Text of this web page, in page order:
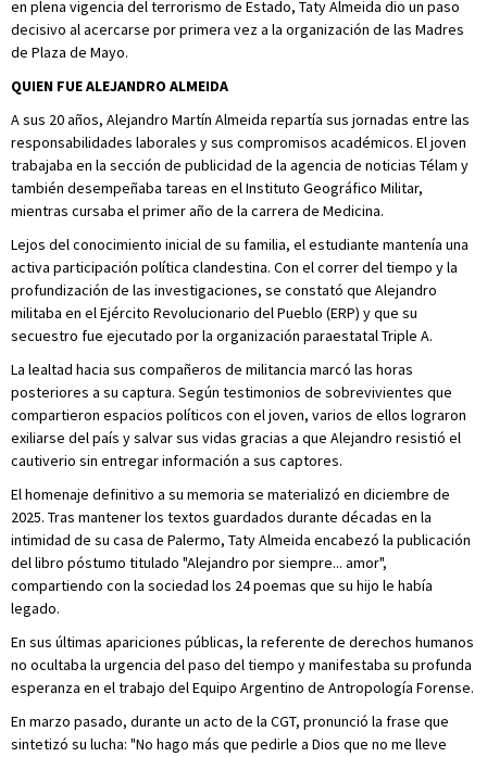
en plena vigencia del terrorismo de Estado, Taty Almeida dio un paso
decisivo al acercarse por primera vez a la organización de las Madres
de Plaza de Mayo.
QUIEN FUE ALEJANDRO ALMEIDA
A sus 20 años, Alejandro Martín Almeida repartía sus jornadas entre las
responsabilidades laborales y sus compromisos académicos. El joven
trabajaba en la sección de publicidad de la agencia de noticias Télam y
también desempeñaba tareas en el Instituto Geográfico Militar,
mientras cursaba el primer año de la carrera de Medicina.
Lejos del conocimiento inicial de su familia, el estudiante mantenía una
activa participación política clandestina. Con el correr del tiempo y la
profundización de las investigaciones, se constató que Alejandro
militaba en el Ejército Revolucionario del Pueblo (ERP) y que su
secuestro fue ejecutado por la organización paraestatal Triple A.
La lealtad hacia sus compañeros de militancia marcó las horas
posteriores a su captura. Según testimonios de sobrevivientes que
compartieron espacios políticos con el joven, varios de ellos lograron
exiliarse del país y salvar sus vidas gracias a que Alejandro resistió el
cautiverio sin entregar información a sus captores.
El homenaje definitivo a su memoria se materializó en diciembre de
2025. Tras mantener los textos guardados durante décadas en la
intimidad de su casa de Palermo, Taty Almeida encabezó la publicación
del libro póstumo titulado "Alejandro por siempre... amor",
compartiendo con la sociedad los 24 poemas que su hijo le había
legado.
En sus últimas apariciones públicas, la referente de derechos humanos
no ocultaba la urgencia del paso del tiempo y manifestaba su profunda
esperanza en el trabajo del Equipo Argentino de Antropología Forense.
En marzo pasado, durante un acto de la CGT, pronunció la frase que
sintetizó su lucha: "No hago más que pedirle a Dios que no me lleve